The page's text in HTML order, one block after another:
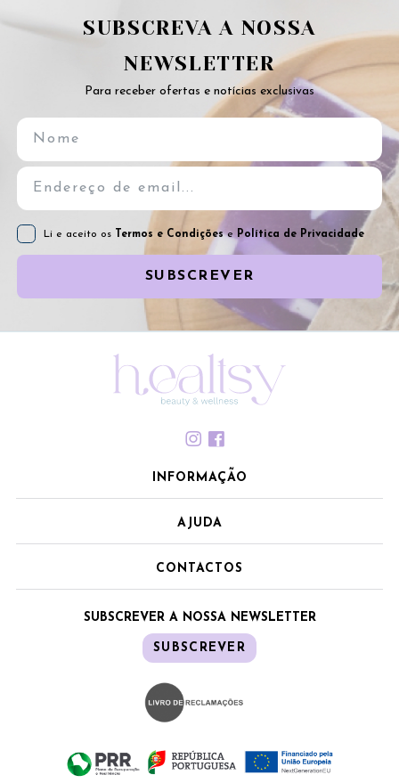
SUBSCREVA A NOSSA
NEWSLETTER
Para receber ofertas e notícias exclusivas
Li e aceito os Termos e Condiçõese Política de Privacidade
SUBSCREVER
INFORMAÇÃO
AJUDA
CONTACTOS
SUBSCREVER A NOSSA NEWSLETTER
SUBSCREVER